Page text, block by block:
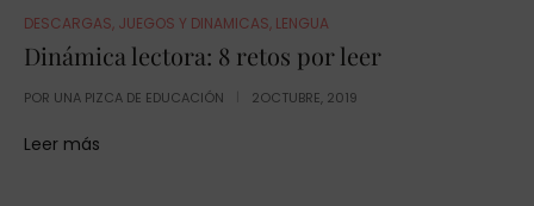
DESCARGAS, JUEGOS Y DINAMICAS, LENGUA
Dinámica lectora: 8 retos por leer
POR UNA PIZCA DE EDUCACIÓN 2OCTUBRE, 2019
Leer más